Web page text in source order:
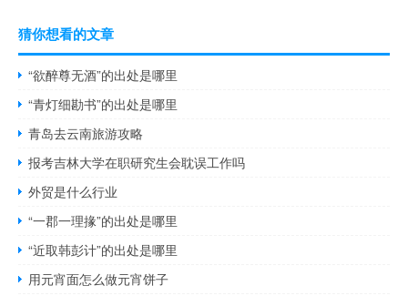
猜你想看的文章
“欲醉尊无酒”的出处是哪里
“青灯细勘书”的出处是哪里
青岛去云南旅游攻略
报考吉林大学在职研究生会耽误工作吗
外贸是什么行业
“一郡一理掾”的出处是哪里
“近取韩彭计”的出处是哪里
用元宵面怎么做元宵饼子